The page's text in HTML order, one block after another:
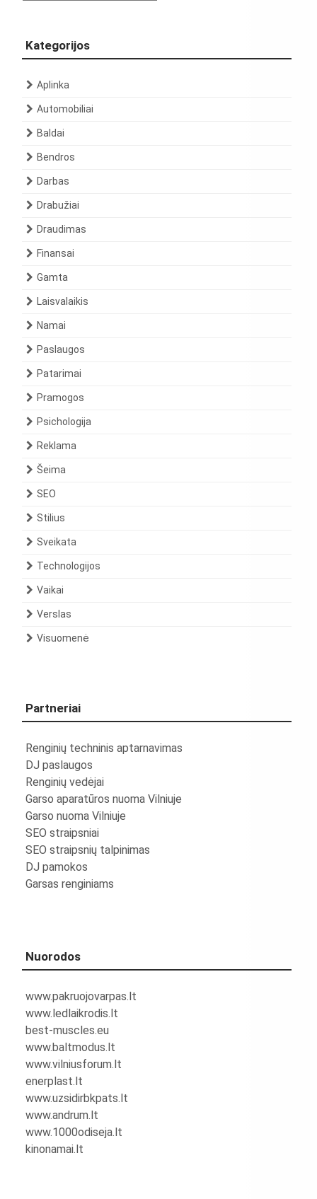
Kategorijos
Aplinka
Automobiliai
Baldai
Bendros
Darbas
Drabužiai
Draudimas
Finansai
Gamta
Laisvalaikis
Namai
Paslaugos
Patarimai
Pramogos
Psichologija
Reklama
Šeima
SEO
Stilius
Sveikata
Technologijos
Vaikai
Verslas
Visuomenė
Partneriai
Renginių techninis aptarnavimas
DJ paslaugos
Renginių vedėjai
Garso aparatūros nuoma Vilniuje
Garso nuoma Vilniuje
SEO straipsniai
SEO straipsnių talpinimas
DJ pamokos
Garsas renginiams
Nuorodos
www.pakruojovarpas.lt
www.ledlaikrodis.lt
best-muscles.eu
www.baltmodus.lt
www.vilniusforum.lt
enerplast.lt
www.uzsidirbkpats.lt
www.andrum.lt
www.1000odiseja.lt
kinonamai.lt